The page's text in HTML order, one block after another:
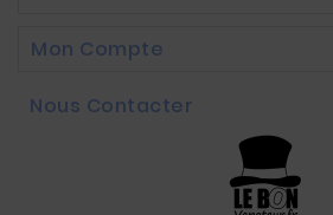
Mon Compte
Nous Contacter